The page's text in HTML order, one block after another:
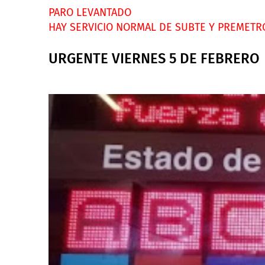
PARO LEVANTADO
HAY SERVICIO NORMAL DE SUBTE Y
URGENTE VIERNES 5 DE FEBRERO